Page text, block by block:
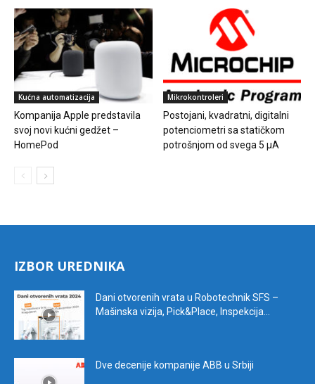
Kućna automatizacija
Kompanija Apple predstavila
svoj novi kućni gedžet –
HomePod
Mikrokontroleri
Postojani, kvadratni, digitalni
potenciometri sa statičkom
potrošnjom od svega 5 μA
IZBOR UREDNIKA
Dani otvorenih vrata u Robotechnik SFS –
Mašinska vizija, Pick&Place, Inspekcija...
Dve decenije kompanije ABB u Srbiji